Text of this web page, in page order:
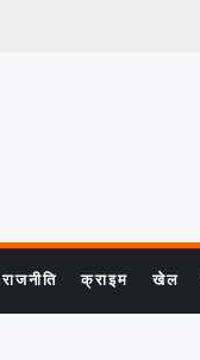
राजनीति क्राइम खेल